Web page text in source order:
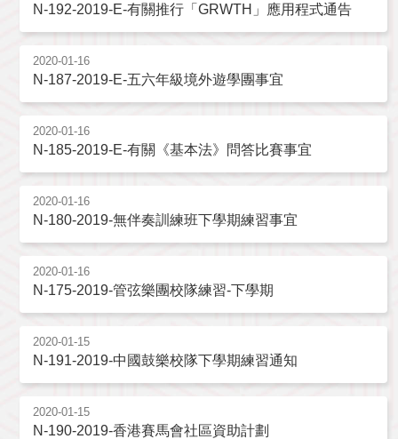
N-192-2019-E-有關推行「GRWTH」應用程式通告
2020-01-16
N-187-2019-E-五六年級境外遊學團事宜
2020-01-16
N-185-2019-E-有關《基本法》問答比賽事宜
2020-01-16
N-180-2019-無伴奏訓練班下學期練習事宜
2020-01-16
N-175-2019-管弦樂團校隊練習-下學期
2020-01-15
N-191-2019-中國鼓樂校隊下學期練習通知
2020-01-15
N-190-2019-香港賽馬會社區資助計劃